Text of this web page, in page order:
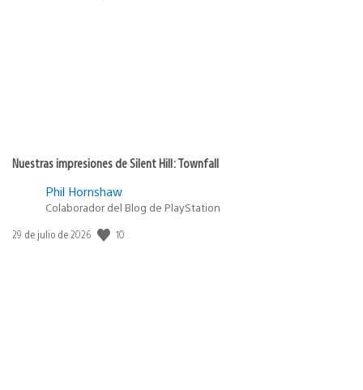
Nuestras impresiones de Silent Hill: Townfall
Phil Hornshaw
Colaborador del Blog de PlayStation
Fecha
29 de julio de 2026 10